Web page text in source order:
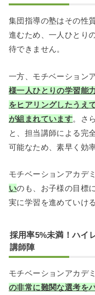
集団指導の塾はその性
進むため、一人ひとり
待できません。
一方、モチベーション
様一人ひとりの学習能
をヒアリングしたうえ
が組まれています 。さ
と、担当講師による完
可能なため、素早く効
モチベーションアカデ
いのも、お子様の目標
実に学習を進めていけ
採用率5%未満！ハイ
講師陣
モチベーションアカデ
の非常に難関な選考を